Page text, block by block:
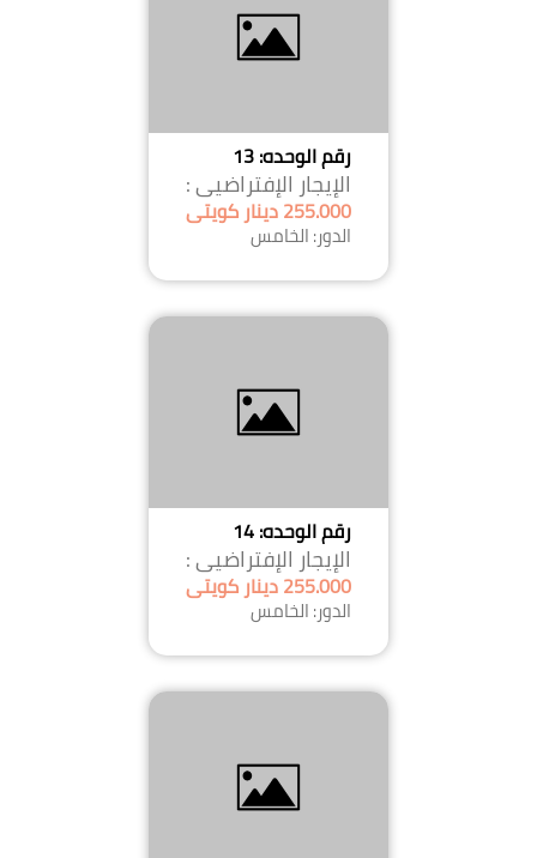
رقم الوحده: 13
الإيجار الإفتراضيى :
255.000 دينار كويتى
الدور: الخامس
رقم الوحده: 14
الإيجار الإفتراضيى :
255.000 دينار كويتى
الدور: الخامس